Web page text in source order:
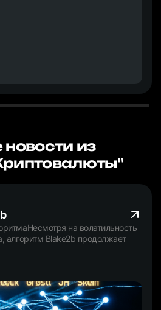
из
на волатильность
алгоритм Blake2b продолжает